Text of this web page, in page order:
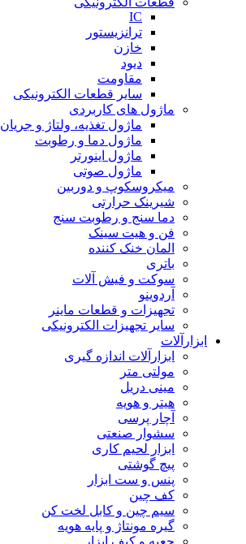
IC
ترانزیستور
خازن
دیود
مقاومت
سایر قطعات الکترونیکی
ماژول های کاربردی
ماژول تغذیه، ولتاژ و جریان
ماژول دما و رطوبت
ماژول اینورتر
ماژول صوتی
میکروسکوپ و دوربین
شیرینک حرارتی
دما سنج و رطوبت سنج
فن و هیت سینک
المان خنک کننده
باتری
سوکت و فیش آلات
آردوینو
تجهیزات و قطعات ماینر
سایر تجهیزات الکترونیکی
ابزارآلات
ابزارآلات اندازه گیری
مولتی متر
مینی دریل
هیتر و هویه
آچار پرسی
سشوار صنعتی
ابزار لحیم کاری
پیچ گوشتی
پنس و ست ابزار
کف چین
سیم چین و کابل لخت کن
گیره مونتاژ و پایه هویه
جعبه و کیف ابزار